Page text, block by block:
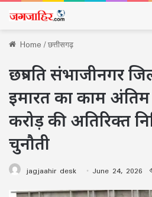
Home/छत्तीसगढ़
छत्रपति संभाजीनगर
इमारत का काम
करोड़ की अतिरिक्त
चुनौती
jagjaahir desk June 24, 2026